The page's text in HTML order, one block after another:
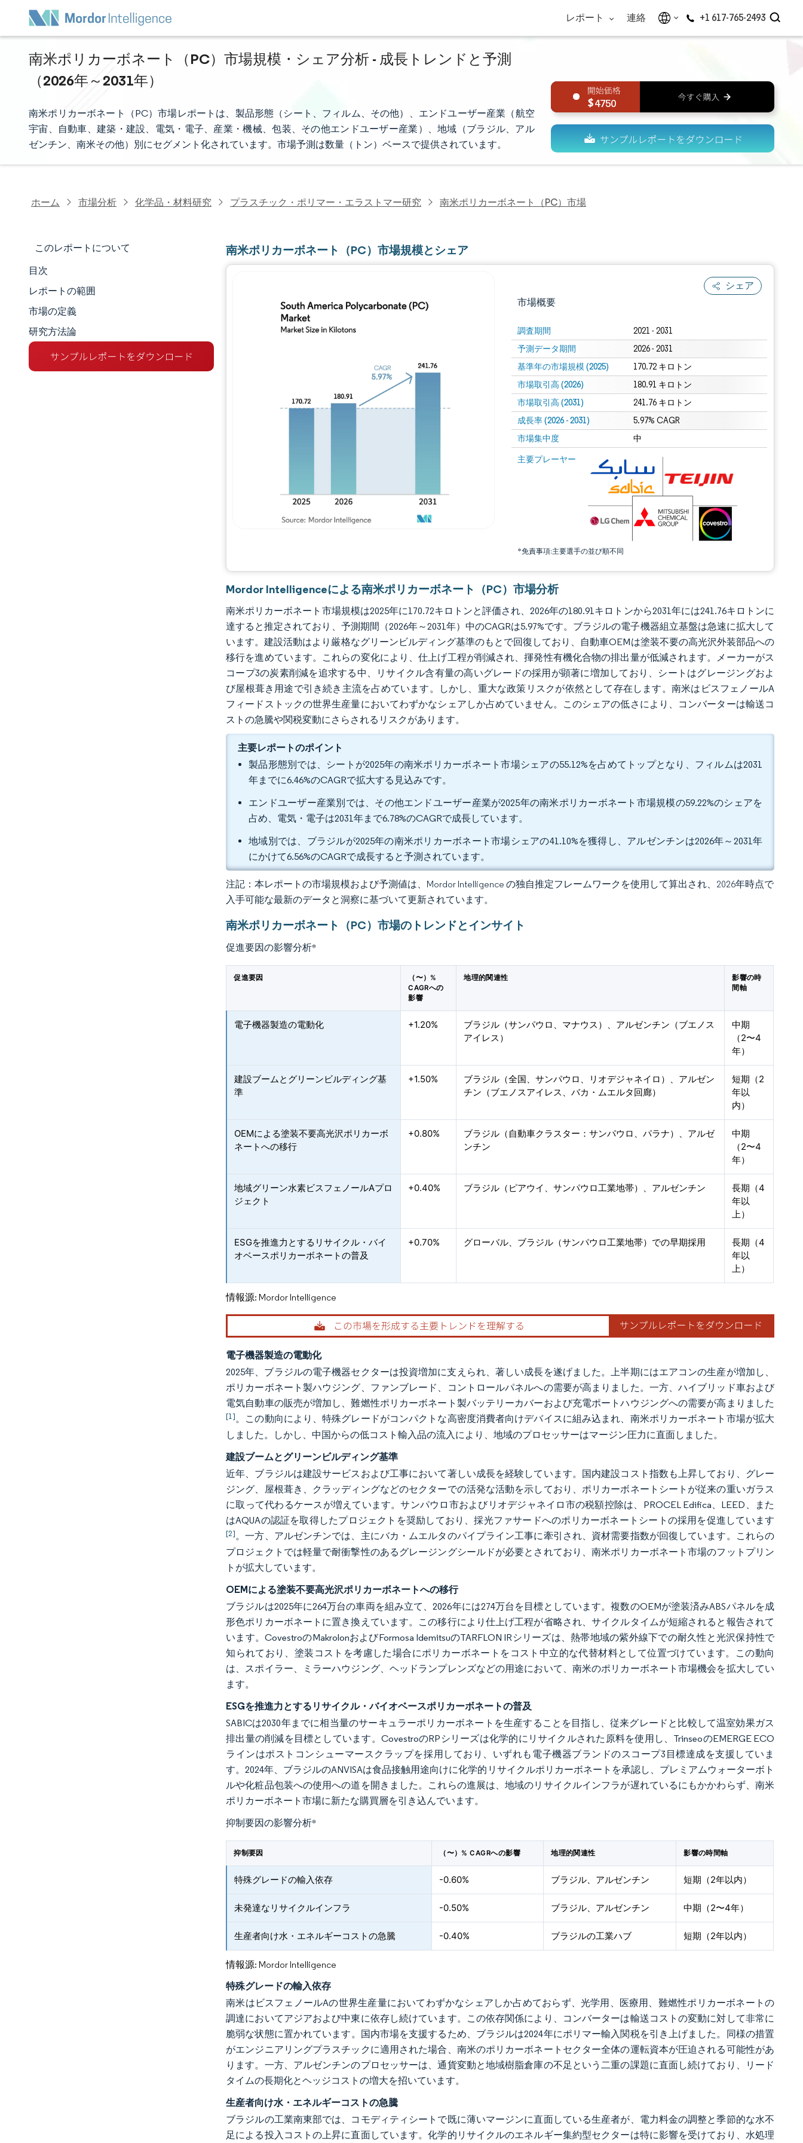
レポート 連絡 +1 617-765-2493
南米ポリカーボネート（PC）市場規模・シェア分析 - 成長トレンドと予測
（2026年～2031年）
南米ポリカーボネート（PC）市場レポートは、製品形態（シート、フィルム、その他）、エンドユーザー産業（航空
宇宙、自動車、建築・建設、電気・電子、産業・機械、包装、その他エンドユーザー産業）、地域（ブラジル、アル
ゼンチン、南米その他）別にセグメント化されています。市場予測は数量（トン）ベースで提供されています。
4750
ホーム 市場分析 化学品・材料研究 プラスチック・ポリマー・エラストマー研究 南米ポリカーボネート（PC）市場
このレポートについて
市場規模とシェア
市場分析
トレンドとインサイト
セグメント分析
目次
レポートの範囲
市場の定義
研究方法論
南米ポリカーボネート（PC）市場規模とシェア
シェア
市場概要
調査期間 2021 - 2031
予測データ期間 2026 - 2031
基準年の市場規模 (2025) 170.72 キロトン
市場取引高 (2026) 180.91 キロトン
市場取引高 (2031) 241.76 キロトン
成長率 (2026 - 2031) 5.97% CAGR
市場集中度 中
主要プレーヤー
*免責事項:主要選手の並び順不同
画像 © Mordor Intelligence。再利用にはCC BY 4.0の表示が必要です。
画像 © Mordor Intelligence。再利用にはCC BY 4.0の表示が必要です。
Mordor Intelligenceによる南米ポリカーボネート（PC）市場分析
南米ポリカーボネート市場規模は2025年に170.72キロトンと評価され、2026年の180.91キロトンから2031年には241.76キロトンに
達すると推定されており、予測期間（2026年～2031年）中のCAGRは5.97%です。ブラジルの電子機器組立基盤は急速に拡大して
います。建設活動はより厳格なグリーンビルディング基準のもとで回復しており、自動車OEMは塗装不要の高光沢外装部品への
移行を進めています。これらの変化により、仕上げ工程が削減され、揮発性有機化合物の排出量が低減されます。メーカーがス
コープ3の炭素削減を追求する中、リサイクル含有量の高いグレードの採用が顕著に増加しており、シートはグレージングおよ
び屋根葺き用途で引き続き主流を占めています。しかし、重大な政策リスクが依然として存在します。南米はビスフェノールA
フィードストックの世界生産量においてわずかなシェアしか占めていません。このシェアの低さにより、コンバーターは輸送コ
ストの急騰や関税変動にさらされるリスクがあります。
主要レポートのポイント
製品形態別では、シートが2025年の南米ポリカーボネート市場シェアの55.12%を占めてトップとなり、フィルムは2031
年までに6.46%のCAGRで拡大する見込みです。
エンドユーザー産業別では、その他エンドユーザー産業が2025年の南米ポリカーボネート市場規模の59.22%のシェアを
占め、電気・電子は2031年まで6.78%のCAGRで成長しています。
地域別では、ブラジルが2025年の南米ポリカーボネート市場シェアの41.10%を獲得し、アルゼンチンは2026年～2031年
にかけて6.56%のCAGRで成長すると予測されています。
注記：本レポートの市場規模および予測値は、Mordor Intelligence の独自推定フレームワークを使用して算出され、2026年時点で
入手可能な最新のデータと洞察に基づいて更新されています。
南米ポリカーボネート（PC）市場のトレンドとインサイト
促進要因の影響分析*
促進要因
（〜）%
CAGRへの
影響
地理的関連性
影響の時
間軸
電子機器製造の電動化 +1.20%
ブラジル（サンパウロ、マナウス）、アルゼンチン（ブエノス
アイレス）
中期
（2〜4
年）
建設ブームとグリーンビルディング基
準
+1.50%
ブラジル（全国、サンパウロ、リオデジャネイロ）、アルゼン
チン（ブエノスアイレス、バカ・ムエルタ回廊）
短期（2
年以
内）
OEMによる塗装不要高光沢ポリカーボ
ネートへの移行
+0.80%
ブラジル（自動車クラスター：サンパウロ、パラナ）、アルゼ
ンチン
中期
（2〜4
年）
地域グリーン水素ビスフェノールAプロ
ジェクト
+0.40% ブラジル（ピアウイ、サンパウロ工業地帯）、アルゼンチン
長期（4
年以
上）
ESGを推進力とするリサイクル・バイ
オベースポリカーボネートの普及
+0.70% グローバル、ブラジル（サンパウロ工業地帯）での早期採用
長期（4
年以
上）
情報源: Mordor Intelligence
電子機器製造の電動化
2025年、ブラジルの電子機器セクターは投資増加に支えられ、著しい成長を遂げました。上半期にはエアコンの生産が増加し、
ポリカーボネート製ハウジング、ファンブレード、コントロールパネルへの需要が高まりました。一方、ハイブリッド車および
電気自動車の販売が増加し、難燃性ポリカーボネート製バッテリーカバーおよび充電ポートハウジングへの需要が高まりました
[1]。この動向により、特殊グレードがコンパクトな高密度消費者向けデバイスに組み込まれ、南米ポリカーボネート市場が拡大
しました。しかし、中国からの低コスト輸入品の流入により、地域のプロセッサーはマージン圧力に直面しました。
建設ブームとグリーンビルディング基準
近年、ブラジルは建設サービスおよび工事において著しい成長を経験しています。国内建設コスト指数も上昇しており、グレー
ジング、屋根葺き、クラッディングなどのセクターでの活発な活動を示しており、ポリカーボネートシートが従来の重いガラス
に取って代わるケースが増えています。サンパウロ市およびリオデジャネイロ市の税額控除は、PROCEL Edifica、LEED、また
はAQUAの認証を取得したプロジェクトを奨励しており、採光ファサードへのポリカーボネートシートの採用を促進しています
[2]。一方、アルゼンチンでは、主にバカ・ムエルタのパイプライン工事に牽引され、資材需要指数が回復しています。これらの
プロジェクトでは軽量で耐衝撃性のあるグレージングシールドが必要とされており、南米ポリカーボネート市場のフットプリン
トが拡大しています。
OEMによる塗装不要高光沢ポリカーボネートへの移行
ブラジルは2025年に264万台の車両を組み立て、2026年には274万台を目標としています。複数のOEMが塗装済みABSパネルを成
形色ポリカーボネートに置き換えています。この移行により仕上げ工程が省略され、サイクルタイムが短縮されると報告されて
います。CovestroのMakrolonおよびFormosa IdemitsuのTARFLON IRシリーズは、熱帯地域の紫外線下での耐久性と光沢保持性で
知られており、塗装コストを考慮した場合にポリカーボネートをコスト中立的な代替材料として位置づけています。この動向
は、スポイラー、ミラーハウジング、ヘッドランプレンズなどの用途において、南米のポリカーボネート市場機会を拡大してい
ます。
ESGを推進力とするリサイクル・バイオベースポリカーボネートの普及
SABICは2030年までに相当量のサーキュラーポリカーボネートを生産することを目指し、従来グレードと比較して温室効果ガス
排出量の削減を目標としています。CovestroのRPシリーズは化学的にリサイクルされた原料を使用し、TrinseoのEMERGE ECO
ラインはポストコンシューマースクラップを採用しており、いずれも電子機器ブランドのスコープ3目標達成を支援していま
す。2024年、ブラジルのANVISAは食品接触用途向けに化学的リサイクルポリカーボネートを承認し、プレミアムウォーターボト
ルや化粧品包装への使用への道を開きました。これらの進展は、地域のリサイクルインフラが遅れているにもかかわらず、南米
ポリカーボネート市場に新たな購買層を引き込んでいます。
抑制要因の影響分析*
抑制要因 （〜）% CAGRへの影響 地理的関連性 影響の時間軸
特殊グレードの輸入依存 -0.60% ブラジル、アルゼンチン 短期（2年以内）
未発達なリサイクルインフラ -0.50% ブラジル、アルゼンチン 中期（2〜4年）
生産者向け水・エネルギーコストの急騰 -0.40% ブラジルの工業ハブ 短期（2年以内）
情報源: Mordor Intelligence
特殊グレードの輸入依存
南米はビスフェノールAの世界生産量においてわずかなシェアしか占めておらず、光学用、医療用、難燃性ポリカーボネートの
調達においてアジアおよび中東に依存し続けています。この依存関係により、コンバーターは輸送コストの変動に対して非常に
脆弱な状態に置かれています。国内市場を支援するため、ブラジルは2024年にポリマー輸入関税を引き上げました。同様の措置
がエンジニアリングプラスチックに適用された場合、南米のポリカーボネートセクター全体の運転資本が圧迫される可能性があ
ります。一方、アルゼンチンのプロセッサーは、通貨変動と地域樹脂倉庫の不足という二重の課題に直面し続けており、リード
タイムの長期化とヘッジコストの増大を招いています。
生産者向け水・エネルギーコストの急騰
ブラジルの工業南東部では、コモディティシートで既に薄いマージンに直面している生産者が、電力料金の調整と季節的な水不
足による投入コストの上昇に直面しています。化学的リサイクルのエネルギー集約型セクターは特に影響を受けており、水処理